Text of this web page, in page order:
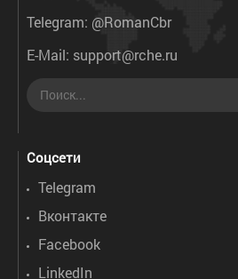
Telegram: @RomanCbr
E-Mail: support@rche.ru
Соцсети
Telegram
Вконтакте
Facebook
LinkedIn